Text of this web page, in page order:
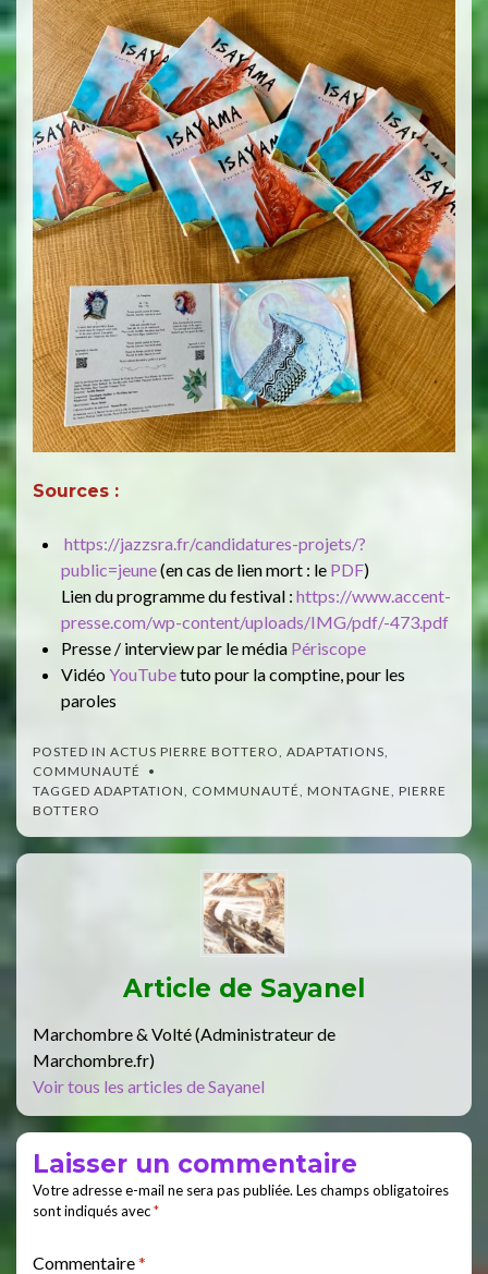
Sources :
https://jazzsra.fr/candidatures-projets/?
public=jeune(en cas de lien mort : le PDF)
Lien du programme du festival : https://www.accent-
presse.com/wp-content/uploads/IMG/pdf/-473.pdf
Presse / interview par le média Périscope
VidéoYouTubetuto pour la comptine, pour les
paroles
POSTED IN ACTUS PIERRE BOTTERO ADAPTATIONS
COMMUNAUTÉ
TAGGED ADAPTATION COMMUNAUTÉ MONTAGNE PIERRE
BOTTERO
Article de Sayanel
Marchombre & Volté (Administrateur de
Marchombre.fr)
Voir tous les articles de Sayanel
Laisser un commentaire
Votre adresse e-mail ne sera pas publiée. Les champs obligatoires
sont indiqués avec*
Commentaire*